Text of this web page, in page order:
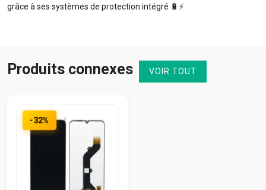
grâce à ses systèmes de protection intégré 🔋⚡️
Produits connexes VOIR TOUT
-32%